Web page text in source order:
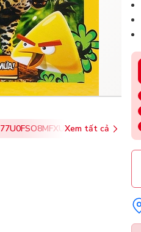
77U0FSO8MFXU Xem tất cả